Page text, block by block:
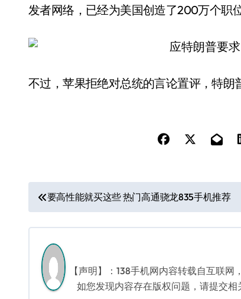
发者网络，已经为美国创造了200万个职
不过，苹果拒绝对总统的言论置评，特朗
文
章
导
航
要高性能就买这些 热门高通骁龙835手机推荐
【声明】：138手机网内容转载自互联
如您发现内容存在版权问题，请提交